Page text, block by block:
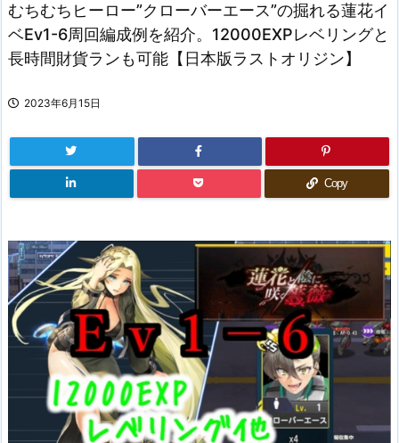
むちむちヒーロー”クローバーエース”の掘れる蓮花イ
ベEv1-6周回編成例を紹介。12000EXPレベリングと
長時間財貨ランも可能【日本版ラストオリジン】
2023年6月15日
Copy